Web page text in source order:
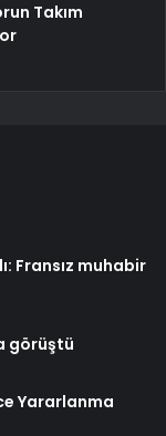
Takım
Fransız muhabir
görüştü
Yararlanma